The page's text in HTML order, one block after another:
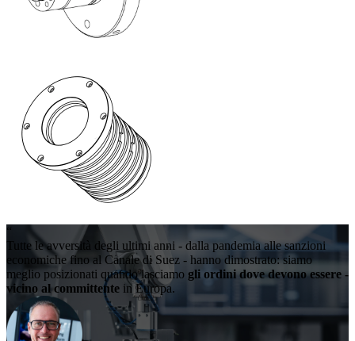
“
Tutte le avversità degli ultimi anni - dalla pandemia alle sanzioni
economiche fino al Canale di Suez - hanno dimostrato: siamo
meglio posizionati quando lasciamo gli ordini dove devono essere -
vicino al committente in Europa.